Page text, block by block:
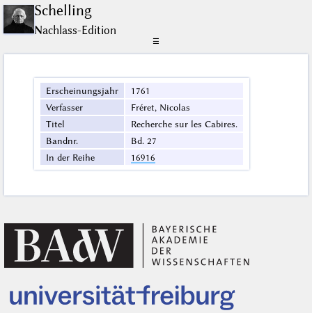
Schelling
Nachlass-Edition
☰
Erscheinungsjahr
1761
Verfasser
Fréret, Nicolas
Titel
Recherche sur les Cabires.
Bandnr.
Bd. 27
In der Reihe
16916